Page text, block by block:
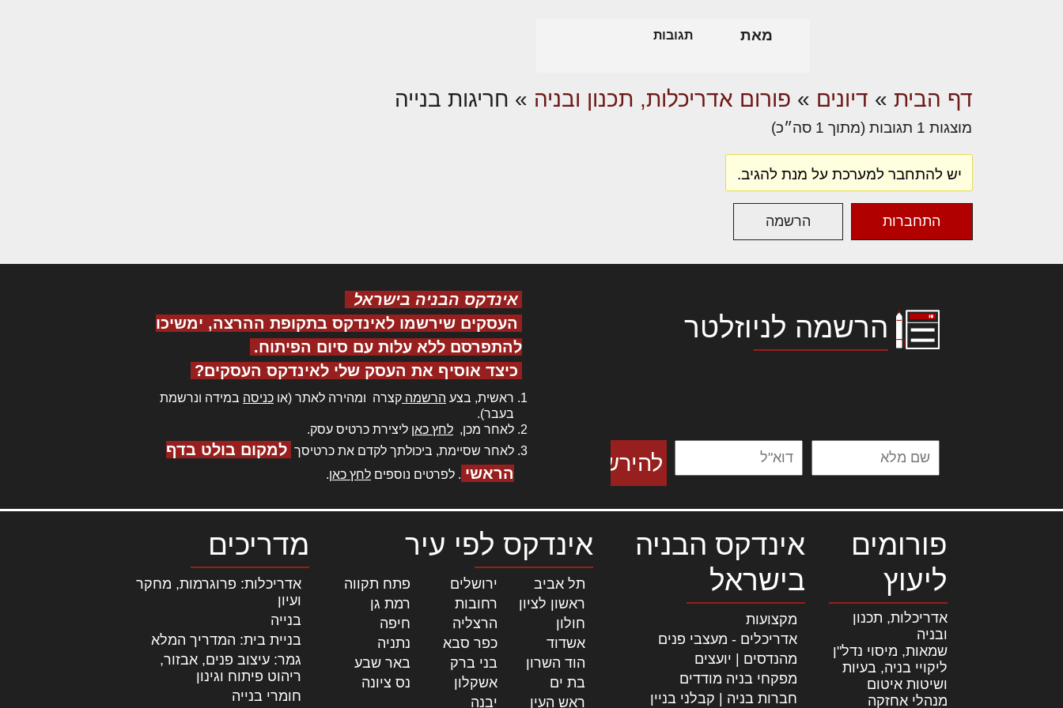
מאת תגובות
דף הבית » דיונים » פורום אדריכלות, תכנון ובניה » חריגות בנייה
מוצגות 1 תגובות (מתוך 1 סה״כ)
יש להתחבר למערכת על מנת להגיב.
התחברות הרשמה
הרשמה לניוזלטר
אינדקס הבניה בישראל
העסקים שירשמו לאינדקס בתקופת ההרצה, ימשיכו
להתפרסם ללא עלות עם סיום הפיתוח.
כיצד אוסיף את העסק שלי לאינדקס העסקים?
ראשית, בצע הרשמה קצרה ומהירה לאתר (או כניסה במידה ונרשמת
בעבר).
לאחר מכן, לחץ כאן ליצירת כרטיס עסק.
לאחר שסיימת, ביכולתך לקדם את כרטיסך למקום בולט בדף
הראשי . לפרטים נוספים לחץ כאן.
פורומים
ליעוץ
אדריכלות, תכנון
ובניה
שמאות, מיסוי נדל"ן
ליקויי בניה, בעיות
ושיטות איטום
מנהלי אחזקה
אינדקס הבניה
בישראל
מקצועות
אדריכלים - מעצבי פנים
מהנדסים | יועצים
מפקחי בניה מודדים
חברות בניה | קבלני בניין
אינדקס לפי עיר
תל אביב ירושלים פתח תקווה
ראשון לציון
רחובות| רמת גן
חולון
הרצליה חיפה
אשדוד
כפר סבא| נתניה
הוד השרון
בני ברק באר שבע
בת ים
אשקלון נס ציונה
ראש העין
יבנה
מדריכים
אדריכלות: פרוגרמות, מחקר
ועיון
בנייה
בניית בית: המדריך המלא
גמר: עיצוב פנים, אבזור,
ריהוט פיתוח וגינון
חומרי בנייה